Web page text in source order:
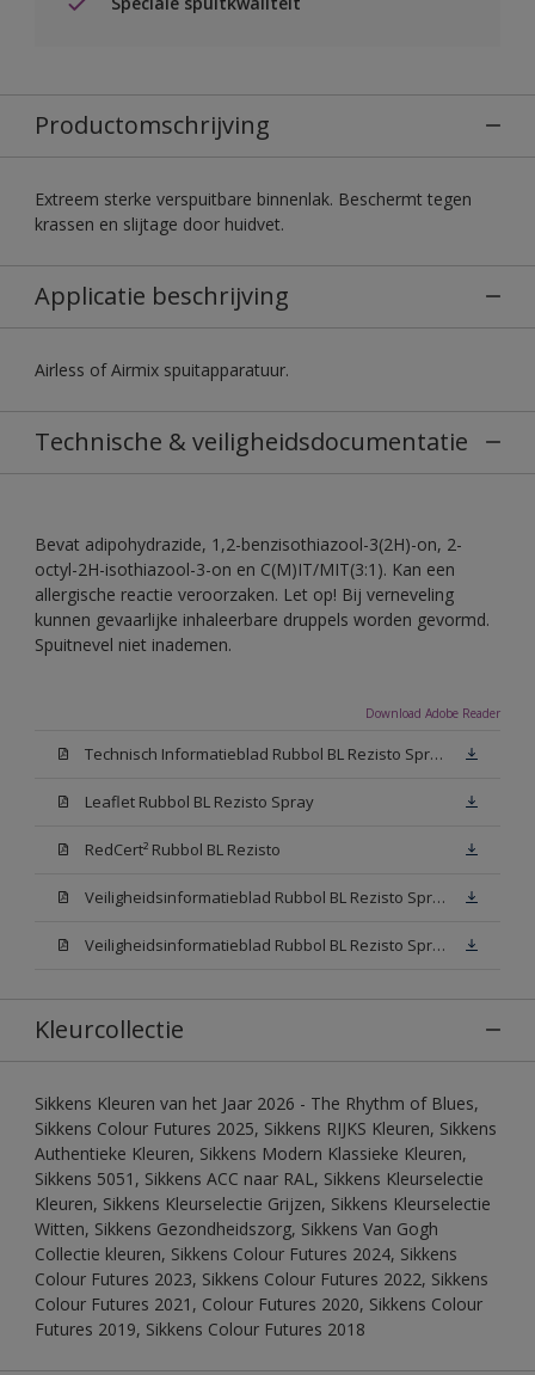
Productomschrijving
Extreem sterke verspuitbare binnenlak. Beschermt tegen
krassen en slijtage door huidvet.
Applicatie beschrijving
Airless of Airmix spuitapparatuur.
Technische & veiligheidsdocumentatie
Bevat adipohydrazide, 1,2-benzisothiazool-3(2H)-on, 2-
octyl-2H-isothiazool-3-on en C(M)IT/MIT(3:1). Kan een
allergische reactie veroorzaken. Let op! Bij verneveling
kunnen gevaarlijke inhaleerbare druppels worden gevormd.
Spuitnevel niet inademen.
Download Adobe Reader
Technisch Informatieblad Rubbol BL Rezisto Spray (PDF)
Leaflet Rubbol BL Rezisto Spray
RedCert² Rubbol BL Rezisto
Veiligheidsinformatieblad Rubbol BL Rezisto Spray W05 (MSDS)
Veiligheidsinformatieblad Rubbol BL Rezisto Spray N00 (MSDS)
Kleurcollectie
Sikkens Kleuren van het Jaar 2026 - The Rhythm of Blues,
Sikkens Colour Futures 2025, Sikkens RIJKS Kleuren, Sikkens
Authentieke Kleuren, Sikkens Modern Klassieke Kleuren,
Sikkens 5051, Sikkens ACC naar RAL, Sikkens Kleurselectie
Kleuren, Sikkens Kleurselectie Grijzen, Sikkens Kleurselectie
Witten, Sikkens Gezondheidszorg, Sikkens Van Gogh
Collectie kleuren, Sikkens Colour Futures 2024, Sikkens
Colour Futures 2023, Sikkens Colour Futures 2022, Sikkens
Colour Futures 2021, Colour Futures 2020, Sikkens Colour
Futures 2019, Sikkens Colour Futures 2018